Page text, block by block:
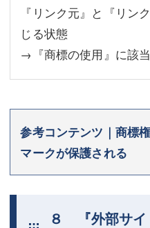
『リンク元』と『リン
じる状態
→『商標の使用』に該
参考コンテンツ｜商標
マークが保護される
８ 『外部サイ